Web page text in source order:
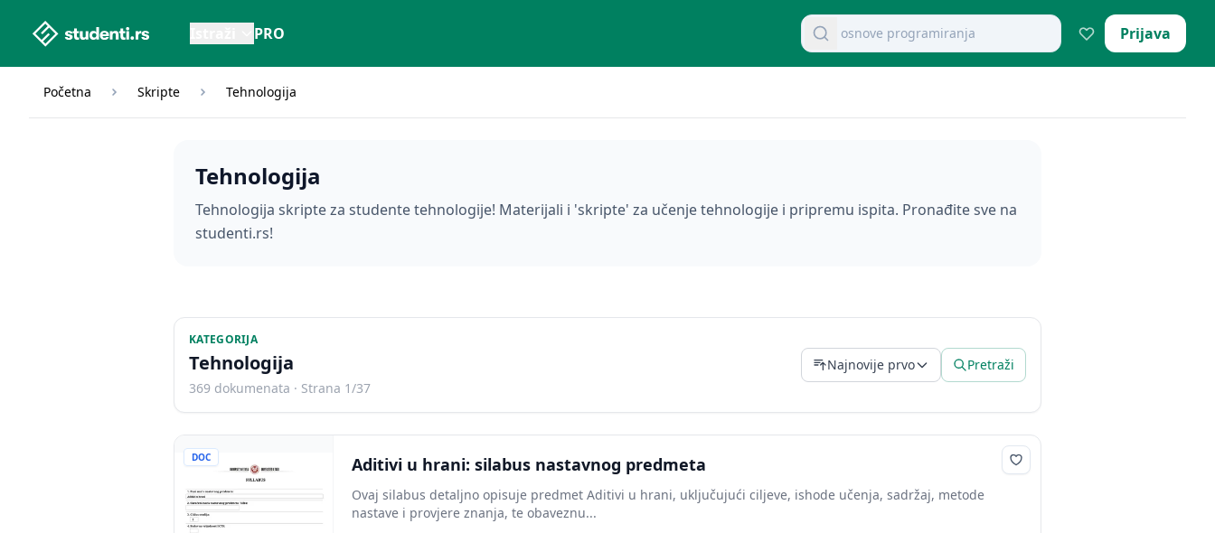
studenti.rs home page PRO Pretraži dokumente
osnove programiranja Prijava
Početna Skripte Tehnologija
Tehnologija
Tehnologija skripte za studente tehnologije! Materijali i 'skripte' za učenje tehnologije i pripremu ispita. Pronađite sve na
studenti.rs!
KATEGORIJA
Tehnologija
369 dokumenata · Strana 1/37
Najnovije prvo Pretraži
DOC Aditivi u hrani: silabus nastavnog predmeta
Ovaj silabus detaljno opisuje predmet Aditivi u hrani, uključujući ciljeve, ishode učenja, sadržaj, metode
nastave i provjere znanja, te obaveznu...